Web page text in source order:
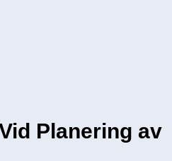
Planering av